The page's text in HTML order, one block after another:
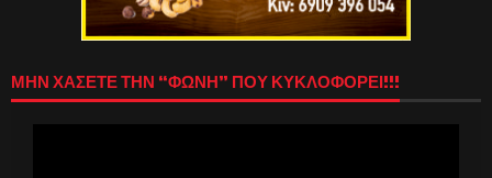
ΜΗΝ ΧΑΣΕΤΕ ΤΗΝ “ΦΩΝΗ” ΠΟΥ ΚΥΚΛΟΦΟΡΕΙ!!!